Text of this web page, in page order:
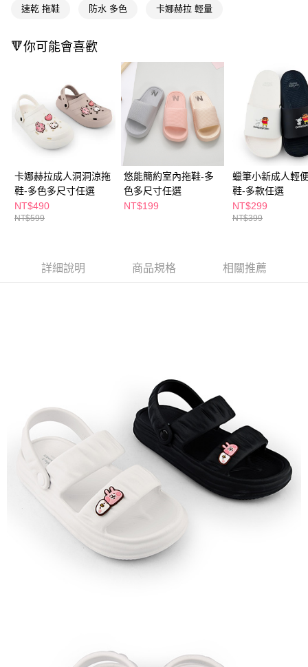
便利好安心！
２．便利：只要手機號碼，簡訊認證，即可結帳。
３．安心：先確認商品／服務後，再付款。
【「AFTEE先享後付」結帳流程】
１．於結帳方式選擇「AFTEE先享後付」後，將跳轉至「AFTEE先享後付」
結帳頁面，進行簡訊認證並確認金額後，即可完成結帳。
２．訂單成立數日內，您將收到繳費通知簡訊。
３．收到繳費通知簡訊後14天內，點擊此簡訊中的連結，可透過四大超商／
ATM／網路銀行／等多元方式進行付款，方視為交易完成。
※ 請注意：結帳手續完成當下不需立刻繳費，但若您需要取消訂單，請聯絡
購買商品的店家。未經商家同意取消之訂單仍視為有效，需透過AFTEE先享
後付繳納相關費用。
※ 交易是否成功請以「AFTEE先享後付 」之結帳頁面顯示為準，若有關於
客戶支援中心」
https://netprotections.freshdesk.com/support/home
易，需依本服務之必要範圍內提供個人資料，並將交易相關給付款項請求債
權轉讓予恩沛科技股份有限公司。
５．嚴禁一人註冊多個帳號或使用他人資訊註冊。若發現惡意使用之情形，
恩沛科技股份有限公司將有權停止該用戶之使用額度並採取法律行動。
全家取貨付款
每筆NT$65，滿NT$390(含以上)免運費
付款後全家取貨
每筆NT$65，滿NT$390(含以上)免運費
萊爾富取貨付款
每筆NT$65，滿NT$490(含以上)免運費
付款後萊爾富取貨
每筆NT$65，滿NT$490(含以上)免運費
付款後7-11取貨
每筆NT$80，滿NT$290(含以上)免運費
速乾 拖鞋 防水 多色 卡娜赫拉 輕量
🔻你可能會喜歡
卡娜赫拉成人洞洞涼拖
鞋-多色多尺寸任選
NT$490
NT$599
悠能簡約室內拖鞋-多
色多尺寸任選
NT$199
蠟筆小新成人輕
鞋-多款任選
NT$299
NT$399
詳細說明 商品規格 相關推薦